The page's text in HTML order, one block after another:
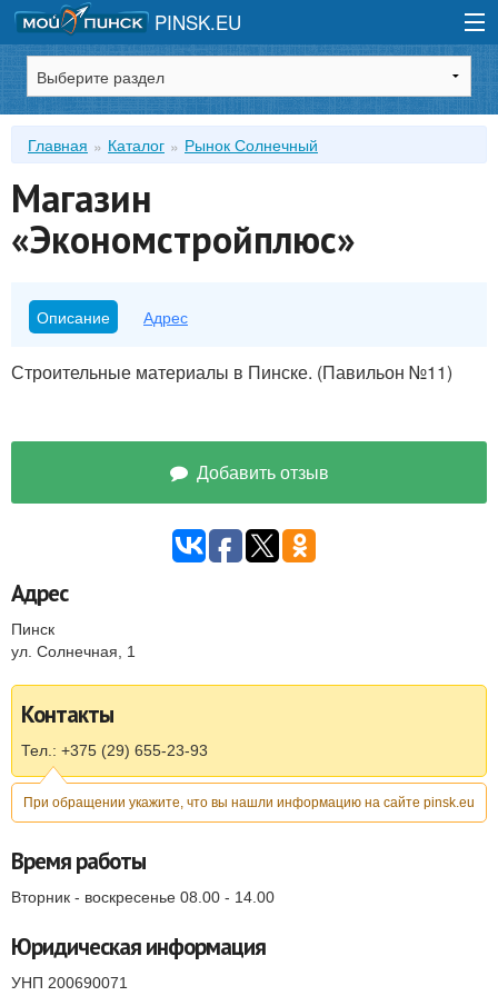
PINSK.EU
Зарегистрироваться
Главная Каталог Рынок Солнечный
Магазин
«Экономстройплюс»
Описание Адрес
Строительные материалы в Пинске. (Павильон №11)
Добавить отзыв
Адрес
Пинск
ул. Солнечная, 1
Контакты
Тел.: +375 (29) 655-23-93
При обращении укажите, что вы нашли информацию на сайте pinsk.eu
Время работы
Вторник - воскресенье 08.00 - 14.00
Юридическая информация
УНП 200690071